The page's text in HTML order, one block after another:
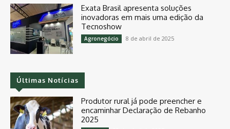
Exata Brasil apresenta soluções
inovadoras em mais uma edição da
Tecnoshow
Agronegócio 8 de abril de 2025
Últimas Notícias
Produtor rural já pode preencher e
encaminhar Declaração de Rebanho
2025